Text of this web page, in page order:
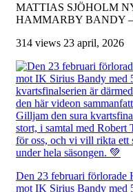
MATTIAS SJÖHOLM
HAMMARBY BANDY –
314 views 23 april, 2026
Den 23 februari förlorade
mot IK Sirius Bandy med